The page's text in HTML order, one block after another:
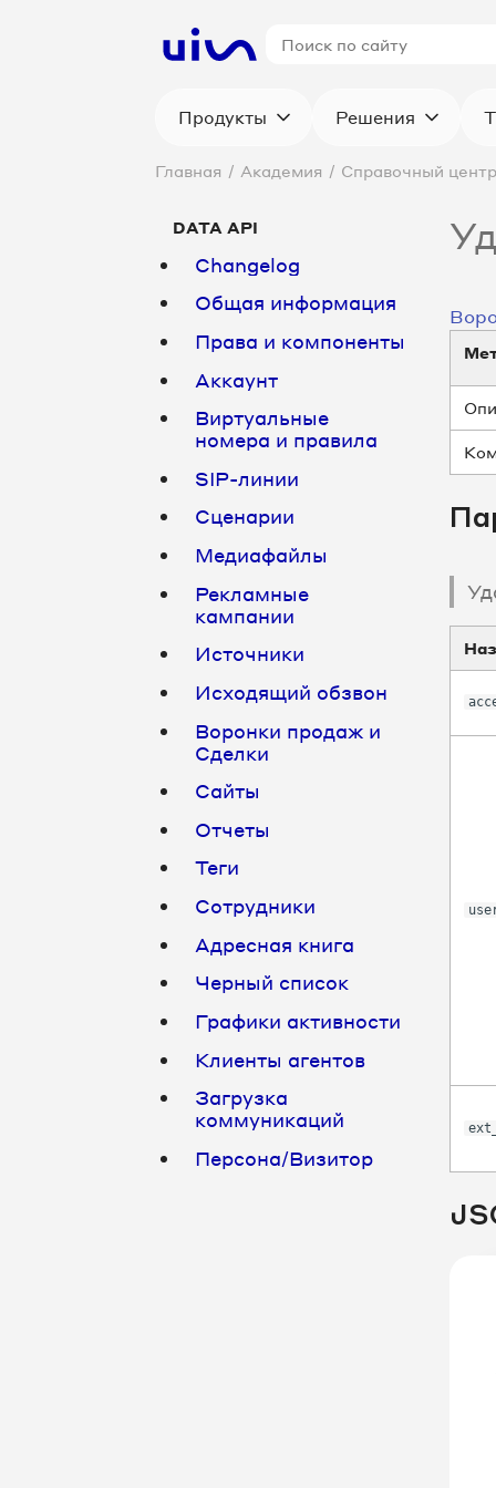
Продукты Решения
Главная / Академия / Справочный центр
DATA API
Changelog
Общая информация
Права и компоненты
Аккаунт
Виртуальные
номера и правила
SIP-линии
Сценарии
Медиафайлы
Рекламные
кампании
Источники
Исходящий обзвон
Воронки продаж и
Сделки
Сайты
Отчеты
Теги
Сотрудники
Адресная книга
Черный список
Графики активности
Клиенты агентов
Загрузка
коммуникаций
Персона/Визитор